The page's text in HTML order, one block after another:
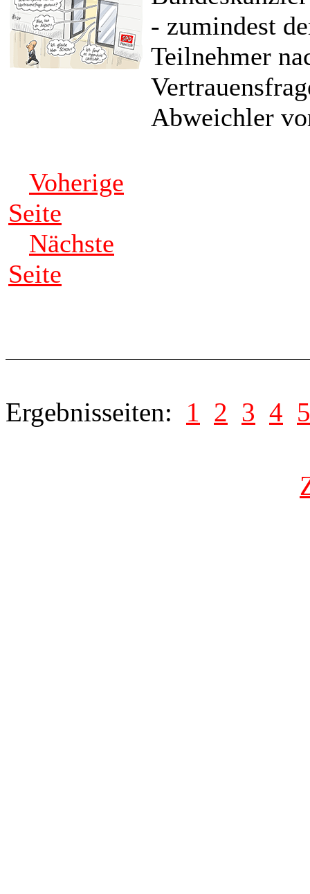
- zumindest
Teilnehmer
Abweichler
Voherige
Seite
Nächste
Seite
Ergebnisseiten: 1 2 3 4 5